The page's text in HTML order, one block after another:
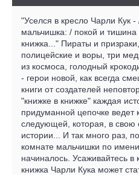
"Уселся в кресло Чарли Кук -
мальчишка: / покой и тишина
книжка..." Пираты и
полицейские и воры, три
из космоса, голодный
- герои новой, как всегда
книги от создателей
"книжке в книжке" каждая
придуманной цепочке ведет
следующей, которая, в свою
истории... И так много раз,
комнате мальчишки по
начиналось. Усаживайтесь
книжка Чарли Кука может